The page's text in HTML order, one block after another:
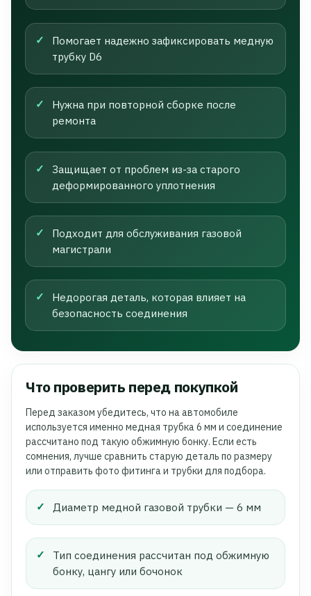
Помогает надежно зафиксировать медную
трубку D6
Нужна при повторной сборке после
ремонта
Защищает от проблем из-за старого
деформированного уплотнения
Подходит для обслуживания газовой
магистрали
Недорогая деталь, которая влияет на
безопасность соединения
Что проверить перед покупкой
Перед заказом убедитесь, что на автомобиле
используется именно медная трубка 6 мм и соединение
рассчитано под такую обжимную бонку. Если есть
сомнения, лучше сравнить старую деталь по размеру
или отправить фото фитинга и трубки для подбора.
Диаметр медной газовой трубки — 6 мм
Тип соединения рассчитан под обжимную
бонку, цангу или бочонок